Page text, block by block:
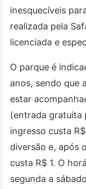
inesquecíveis
realizada pela
licenciada e
O parque é
anos, sendo que
estar
(entrada gratuita
ingresso custa
diversão e, após
custa R$ 1. O
segunda a